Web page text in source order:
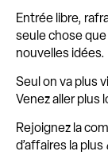
Entrée libre,
seule chose
nouvelles idées.
Seul on va plus
Venez aller plus
Rejoignez la
d’affaires la plus